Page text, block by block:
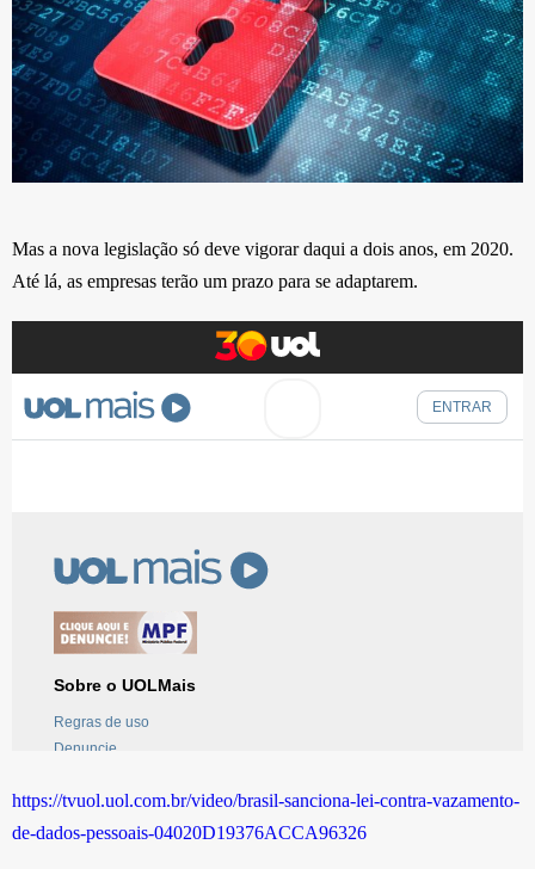
Mas a nova legislação só deve vigorar daqui a dois anos, em 2020.
Até lá, as empresas terão um prazo para se adaptarem.
https://tvuol.uol.com.br/video/brasil-sanciona-lei-contra-vazamento-
de-dados-pessoais-04020D19376ACCA96326